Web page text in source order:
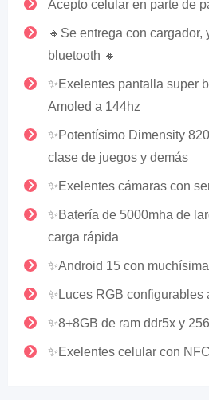
Acepto celular en parte de
🔸Se entrega con cargador,
bluetooth 🔸
✨Exelentes pantalla super
Amoled a 144hz
✨Potentísimo Dimensity
clase de juegos y demás
✨Exelentes cámaras con
✨Batería de 5000mha de
carga rápida
✨Android 15 con
✨Luces RGB configurables
✨8+8GB de ram ddr5x y
✨Exelentes celular con NFC